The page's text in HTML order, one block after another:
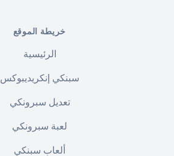
خريطة الموقع
الرئيسية
سبنكي إنكريديبوكس
تعديل سبرونكي
لعبة سبرونكي
ألعاب سبنكي